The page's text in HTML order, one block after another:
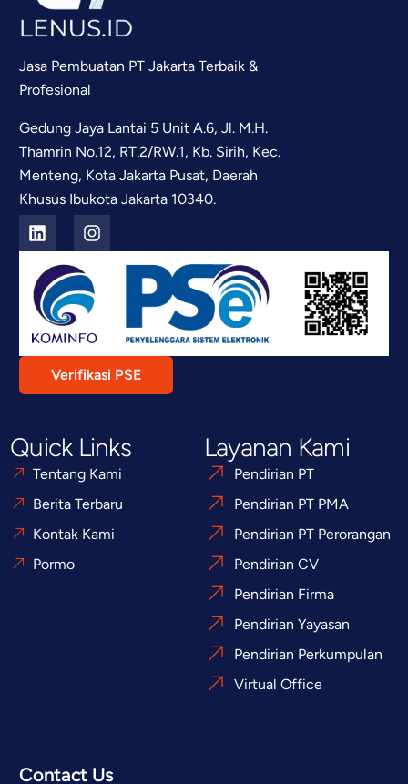
Jasa Pembuatan PT Jakarta Terbaik &
Profesional
Gedung Jaya Lantai 5 Unit A.6, Jl. M.H.
Thamrin No.12, RT.2/RW.1, Kb. Sirih, Kec.
Menteng, Kota Jakarta Pusat, Daerah
Khusus Ibukota Jakarta 10340.
Verifikasi PSE
Quick Links
Tentang Kami
Berita Terbaru
Kontak Kami
Pormo
Layanan Kami
Pendirian PT
Pendirian PT PMA
Pendirian PT Perorangan
Pendirian CV
Pendirian Firma
Pendirian Yayasan
Pendirian Perkumpulan
Virtual Office
Contact Us